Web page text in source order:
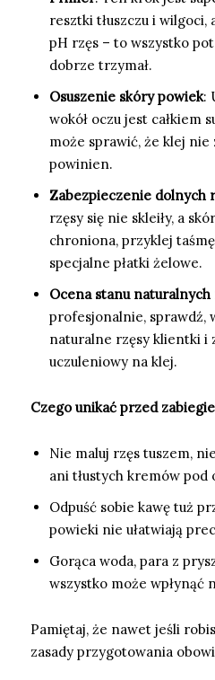
resztki tłuszczu i
pH rzęs – to wszystko
dobrze trzymał.
Osuszenie skóry powiek:
wokół oczu jest całkiem
może sprawić, że klej nie
powinien.
Zabezpieczenie dolnych
rzęsy się nie skleiły, a
chroniona, przyklej
specjalne płatki żelowe.
Ocena stanu naturalnych
profesjonalnie, sprawdź,
naturalne rzęsy klientki i
uczuleniowy na klej.
Czego unikać przed
Nie maluj rzęs tuszem,
ani tłustych kremów pod
Odpuść sobie kawę tuż
powieki nie ułatwiają
Gorąca woda, para z
wszystko może wpłynąć
Pamiętaj, że nawet jeśli
zasady przygotowania